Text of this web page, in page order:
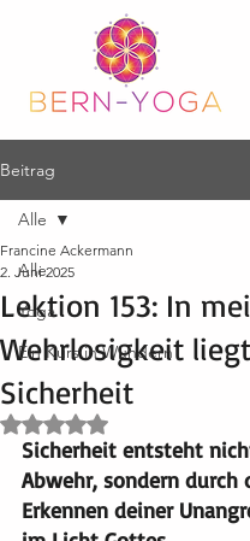
Beitrag
Alle
Yoga
Ein Kurs in Wundern
Alle
Lektion 153: In
Wehrlosigkeit
Sicherheit
Francine Ackermann
2. Juni 2025
Mit NaN von 5 Sternen
Sicherheit entsteht
Abwehr, sondern durch
Erkennen deiner